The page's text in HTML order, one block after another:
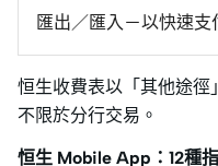
匯出／匯入－以快速支
恒生收費表以「其他途徑
不限於分行交易。
恒生 Mobile App：12種